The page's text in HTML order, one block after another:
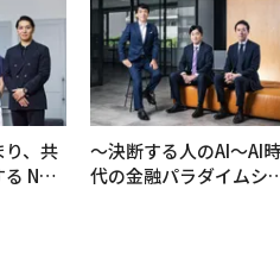
、共
NOR
〜決断する人のAI〜AI時
代の金融パラダイムシ